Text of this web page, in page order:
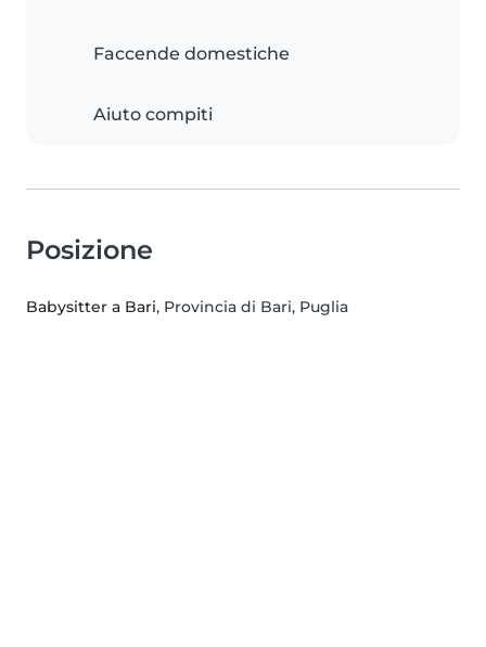
Faccende domestiche
Aiuto compiti
Posizione
Babysitter a Bari, Provincia di Bari, Puglia